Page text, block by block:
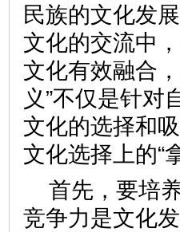
民族的文化发
文化的交流中
文化有效融合
义”不仅是针对
文化的选择和
文化选择上
首先，要培
竞争力是文化